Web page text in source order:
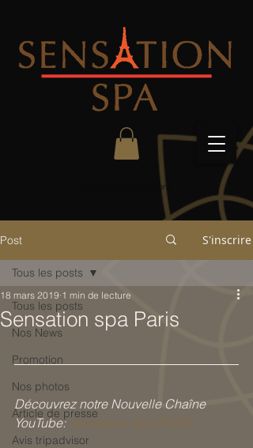
Paramètres notifications
Post S'inscrire
Tous les posts
Nos News
Promotion
Nos photos
Article de presse
Avis tripadvisor
Tous les posts
Sensation spa Paris
18 mars 2019 1 min de lecture
Découvrez notre Nouvelle Chaîne
YouTube: Sensation Spa PARIS